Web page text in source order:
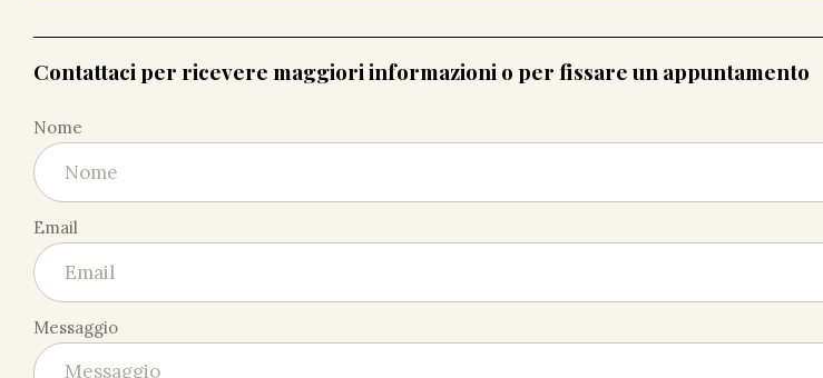
Contattaci per ricevere maggiori informazioni o per fissare un appuntamento
Nome
Email
Messaggio